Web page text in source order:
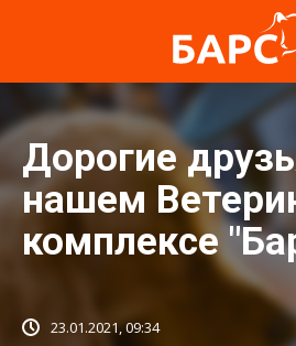
Дорогие
нашем
комплексе
23.01.2021, 09:34